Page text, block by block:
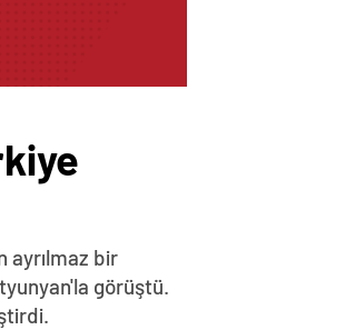
ayrılmaz bir
görüştü.